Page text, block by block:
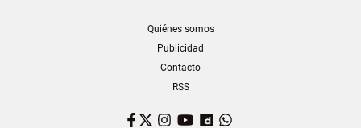
Quiénes somos
Publicidad
Contacto
RSS
Facebook
TwitterInstagram
YouTubeDailymotion